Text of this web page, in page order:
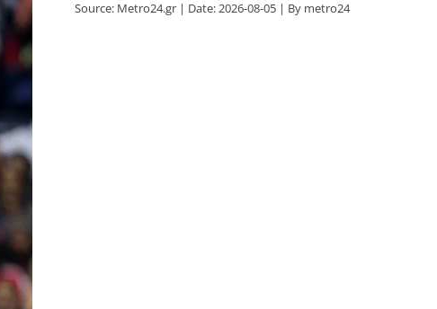
Source: Metro24.gr Date: 2026-08-05 By metro24